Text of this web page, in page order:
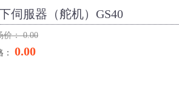
伺服器（舵机）GS40
价：0.00
： 0.00